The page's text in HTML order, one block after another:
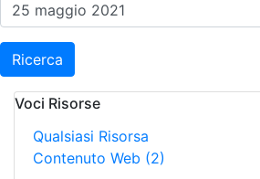
Ricerca
Voci Risorse
Qualsiasi Risorsa
Contenuto Web (2)